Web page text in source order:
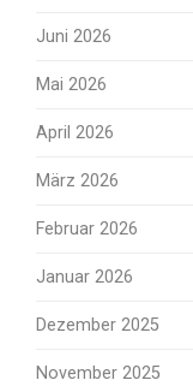
Juni 2026
Mai 2026
April 2026
März 2026
Februar 2026
Januar 2026
Dezember 2025
November 2025